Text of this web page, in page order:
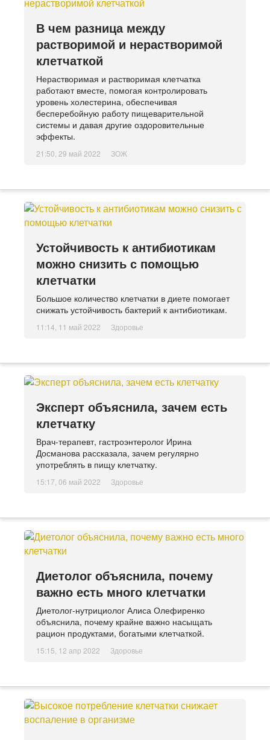
В чем разница между
растворимой и нерастворимой
клетчаткой
Нерастворимая и растворимая клетчатка
работают вместе, помогая контролировать
уровень холестерина, обеспечивая
бесперебойную работу пищеварительной
системы и давая другие оздоровительные
эффекты.
21:50, 29 май 2022 ЗОЖ
Устойчивость к антибиотикам
можно снизить с помощью
клетчатки
Большое количество клетчатки в диете помогает
снижать устойчивость бактерий к антибиотикам.
11:14, 11 май 2022 Здоровье
Эксперт объяснила, зачем есть
клетчатку
Врач-терапевт, гастроэнтеролог Ирина
Досманова рассказала, зачем регулярно
употреблять в пищу клетчатку.
15:17, 06 май 2022 Здоровье
Диетолог объяснила, почему
важно есть много клетчатки
Диетолог-нутрициолог Алиса Олефиренко
объяснила, почему крайне важно насыщать
рацион продуктами, богатыми клетчаткой.
15:15, 12 апр 2022 Здоровье